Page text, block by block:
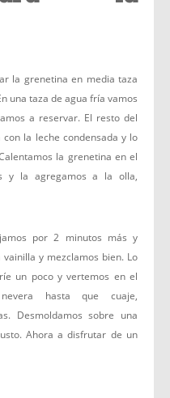
la grenetina en media taza
una taza de agua fría vamos
a reservar. El resto del
la leche condensada y lo
la grenetina en el
y la agregamos a la olla,
por 2 minutos más y
y mezclamos bien. Lo
un poco y vertemos en el
hasta que cuaje,
Desmoldamos sobre una
Ahora a disfrutar de un